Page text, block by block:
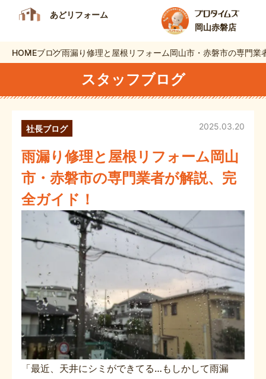
あどリフォーム
岡山赤磐店
HOMEブログ雨漏り修理と屋根リフォーム岡山市・赤磐市の専門業
スタッフブログ
雨漏り修理と屋根リフォーム岡山
市・赤磐市の専門業者が解説、完
全ガイド！
2025.03.20
社長ブログ
「最近、天井にシミができてる…もしかして雨漏